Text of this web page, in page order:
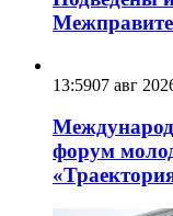
13:5907 авг
форум